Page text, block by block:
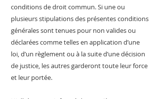
conditions de droit commun. Si une ou
plusieurs stipulations des présentes conditions
générales sont tenues pour non valides ou
déclarées comme telles en application d’une
loi, d’un règlement ou à la suite d’une décision
de justice, les autres garderont toute leur force
et leur portée.